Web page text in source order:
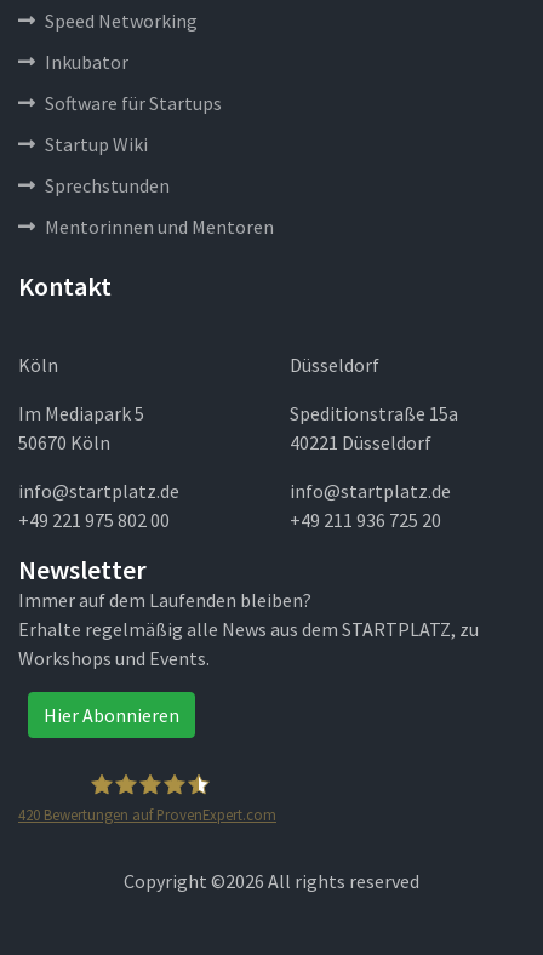
Speed Networking
Inkubator
Software für Startups
Startup Wiki
Sprechstunden
Mentorinnen und Mentoren
Kontakt
Köln
Im Mediapark 5
50670 Köln
info@startplatz.de
+49 221 975 802 00
Düsseldorf
Speditionstraße 15a
40221 Düsseldorf
info@startplatz.de
+49 211 936 725 20
Newsletter
Immer auf dem Laufenden bleiben?
Erhalte regelmäßig alle News aus dem STARTPLATZ, zu
Workshops und Events.
Hier Abonnieren
420 Bewertungen auf ProvenExpert.com
Copyright ©2026 All rights reserved